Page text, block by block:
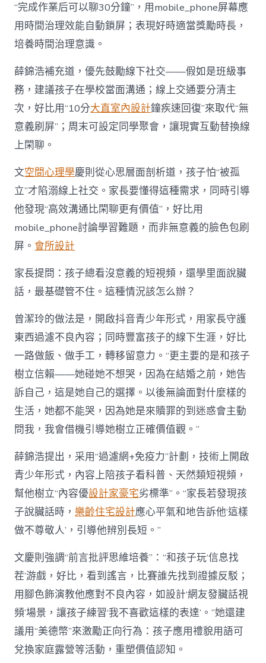
“完成作業后可以聊30分鐘”，用mobile_phone屏幕應
用時間治理效能自動鎖屏；表現好時適當獎勵時長，
培養時間治理意識。
薛錦浩補充道，優先鼓勵線下社交——假如是班級事
務，建議孩子在學校當面溝通；線上交通要分清主
次，好比用“10分大直室內設計鐘疾速回復”來取代“無
意義刷屏”；周末可設定同學聚會，讓現實互動替換線
上閑聊。
文空間心理學慶則從心思層面剖析道，孩子怕“被孤
立”才陷溺線上社交。家長要懂得這種需求，同時引導
他發現“高效溝通比閑聊更有價值”，好比用
mobile_phone討論學習難題，而非無意義的臉色包刷
屏。會所設計
家長提問：孩子總看沒意義的短視頻，還學里面說臟
話，最基礎管不住。這種情況該怎么辦？
曾潔玲的做法是，開啟抖音青少年形式，用家長守護
東西過濾不良內容；同時豐富孩子的線下生涯，好比
一路做飯、做手工，轉移留意力。“更主要的是和孩子
樹立信賴——她碰她不想哭，因為在結婚之前，她告
訴自己，這是她自己的選擇。以後無論面對什麼樣的
生活，她都不能哭，因為她是來贖罪的到迷惑會主動
問我，我會借機引導她樹立正確價值觀。”
薛錦浩提出，采用“過濾網+免疫力”計劃，技術上開啟
青少年形式，內容上陪孩子看科普、天然類短視頻，
幫他樹立“內容優設計家豪宅劣標準”。“家長若發現孩
子說臟話時，樂齡住宅設計應心平氣和地告訴他‘這樣
做不尊敬人’，引導他辨別長短。”
文慶則強調“前言批評思維培養”：“和孩子玩‘信息找
茬’游戲，好比，看到謠言，比賽誰先找到證據反駁；
用腳色飾演教他應對不良內容，如設計‘網友發臟話視
頻’場景，讓孩子練習‘我不喜歡這樣的表達’。”她還建
議用“美德幣”來激勵正向行為：孩子應用禮貌用語可
兌換家庭露營等活動，重塑價值認知。